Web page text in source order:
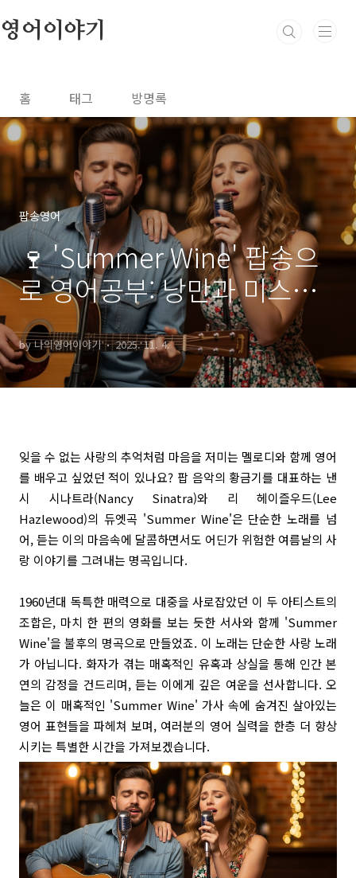
영어이야기
홈 태그 방명록
팝송영어
🍷 'Summer Wine' 팝송으
로 영어공부: 낭만과 미스터
리 속 달콤 쌉쌀한 영어 표현
파헤치기!
by 나의영어이야기 2025. 11. 4.
잊을 수 없는 사랑의 추억처럼 마음을 저미는 멜로디와 함께 영어
를 배우고 싶었던 적이 있나요? 팝 음악의 황금기를 대표하는 낸
시 시나트라(Nancy Sinatra)와 리 헤이즐우드(Lee
Hazlewood)의 듀엣곡 'Summer Wine'은 단순한 노래를 넘
어, 듣는 이의 마음속에 달콤하면서도 어딘가 위험한 여름날의 사
랑 이야기를 그려내는 명곡입니다.
1960년대 독특한 매력으로 대중을 사로잡았던 이 두 아티스트의
조합은, 마치 한 편의 영화를 보는 듯한 서사와 함께 'Summer
Wine'을 불후의 명곡으로 만들었죠. 이 노래는 단순한 사랑 노래
가 아닙니다. 화자가 겪는 매혹적인 유혹과 상실을 통해 인간 본
연의 감정을 건드리며, 듣는 이에게 깊은 여운을 선사합니다. 오
늘은 이 매혹적인 'Summer Wine' 가사 속에 숨겨진 살아있는
영어 표현들을 파헤쳐 보며, 여러분의 영어 실력을 한층 더 향상
시키는 특별한 시간을 가져보겠습니다.